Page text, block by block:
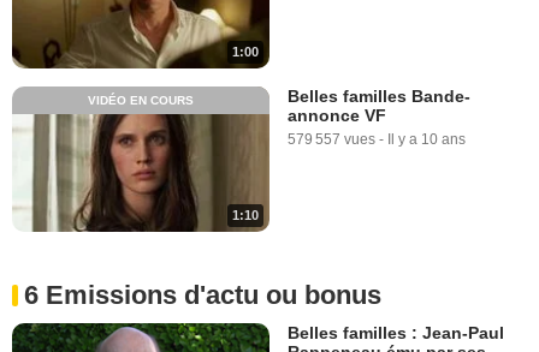
1:00
1:10
VIDÉO EN COURS
Belles familles Bande-
annonce VF
579 557 vues - Il y a 10 ans
6 Emissions d'actu ou bonus
Belles familles : Jean-Paul